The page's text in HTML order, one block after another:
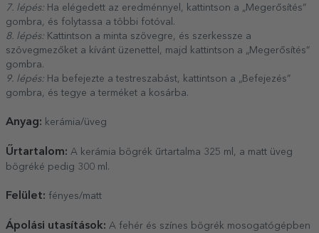
7. lépés: Ha elégedett az eredménnyel, kattintson a „Megerősítés”
gombra, és folytassa a többi fotóval.
8. lépés: Kattintson a minta szövegre, és szerkessze a
szövegmezőket a kívánt üzenettel, majd kattintson a „Megerősítés”
gombra.
9. lépés: Ha befejezte a testreszabást, kattintson a „Befejezés”
gombra, és tegye a terméket a kosárba.
Anyag: kerámia/üveg
Űrtartalom: A kerámia bögrék űrtartalma 325 ml, a matt üveg
bögréké pedig 300 ml.
Felület: fényes/matt
Ápolási utasítások: A fehér és színes bögrék mosogatógépben